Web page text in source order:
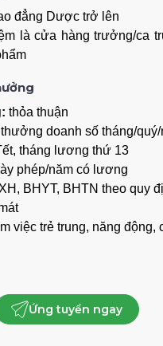
đẳng Dược trở lên
là cửa hàng trưởng/ca
thỏa thuận
doanh số tháng/quý/
tháng lương thứ 13
phép/năm có lương
BHYT, BHTN theo quy
việc trẻ trung, năng động,
Ứng tuyển ngay